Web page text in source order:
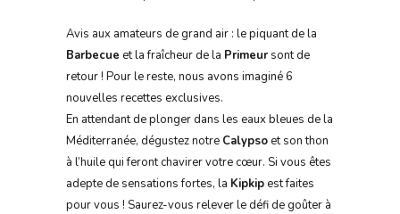
Avis aux amateurs de grand air : le piquant de la
Barbecue et la fraîcheur de la Primeursont de
retour ! Pour le reste, nous avons imaginé 6
nouvelles recettes exclusives.
En attendant de plonger dans les eaux bleues de la
Méditerranée, dégustez notre Calypso et son thon
à l’huile qui feront chavirer votre cœur. Si vous êtes
adepte de sensations fortes, la Kipkip est faites
pour vous ! Saurez-vous relever le défi de goûter à